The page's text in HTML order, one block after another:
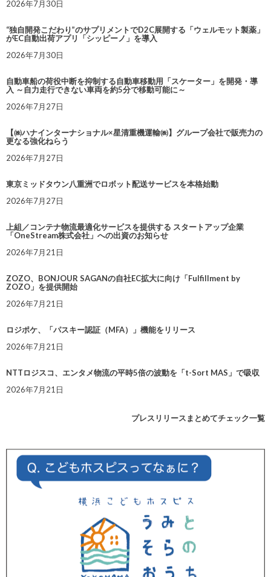
2026年7月30日
“独自開発こだわり”のサプリメントでD2C展開する「ウェルモット製薬」
がEC自動出荷アプリ「シッピーノ」を導入
2026年7月30日
自動車船の荷役中断を抑制する自動車移動用「スケーター」を開発・導
入 ～自力走行できない車両を約5分で移動可能に～
2026年7月27日
【㈱ハナインターナショナル×星清重機運輸㈱】グループ会社で販売力の
更なる強化ねらう
2026年7月27日
東京ミッドタウン八重洲でロボット配送サービスを本格始動
2026年7月27日
上組／コンテナ物流最適化サービスを提供する スタートアップ企業
「OneStream株式会社」への出資のお知らせ
2026年7月21日
ZOZO、BONJOUR SAGANの自社EC拡大に向け「Fulfillment by
ZOZO」を提供開始
2026年7月21日
ロジポケ、「パスキー認証（MFA）」機能をリリース
2026年7月21日
NTTロジスコ、エンタメ物流の平時5倍の波動を「t-Sort MAS」で吸収
2026年7月21日
プレスリリースまとめてチェック一覧